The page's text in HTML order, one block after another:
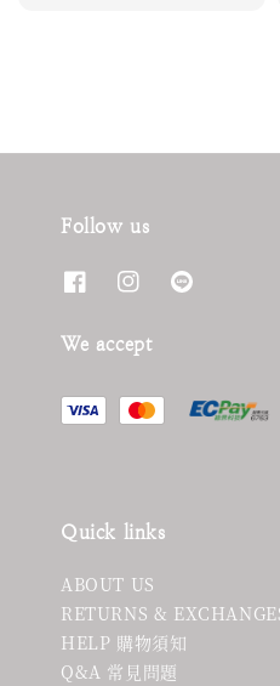
Follow us
We accept
Quick links
ABOUT US
RETURNS &
HELP 購物須知
Q&A 常見問題